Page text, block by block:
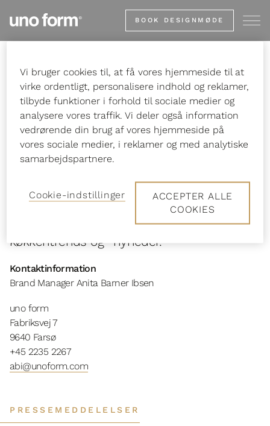
Gå
til
startsiden
BOOK DESIGNMØDE
Forside Om uno form Presse
Presse
Se de seneste pressemeddelelser og
kontakt os gerne, hvis du søger boliger til
reportager eller billeder og tips til
køkkentrends og -nyheder.
Kontaktinformation
Brand Manager Anita Barner Ibsen
uno form
Fabriksvej 7
9640 Farsø
+45 2235 2267
abi@unoform.com
PRESSEMEDDELELSER
Vi bruger cookies til, at få vores hjemmeside til at
virke ordentligt, personalisere indhold og reklamer,
tilbyde funktioner i forhold til sociale medier og
analysere vores traffik. Vi deler også information
vedrørende din brug af vores hjemmeside på
vores sociale medier, i reklamer og med analytiske
samarbejdspartnere.
Cookie-indstillinger
ACCEPTER ALLE
COOKIES